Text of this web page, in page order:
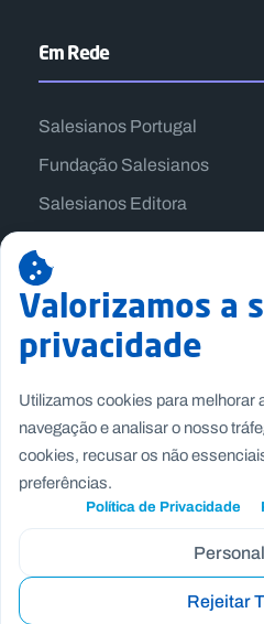
Em Rede
Salesianos Portugal
Fundação Salesianos
Salesianos Editora
Missão Dom Bosco
Jogos Nacionais Salesianos
Copyright © Fundação
Valorizamos a
privacidade
Utilizamos cookies para melhorar
navegação e analisar o nosso
cookies, recusar os não
preferências.
Política de Privacidade
Rejeitar